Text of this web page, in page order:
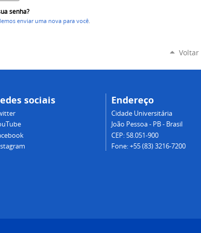
senha?
enviar uma nova para você.
sociais Endereço
Cidade Universitária
João Pessoa - PB - Brasil
CEP: 58.051-900
Fone: +55 (83) 3216-7200